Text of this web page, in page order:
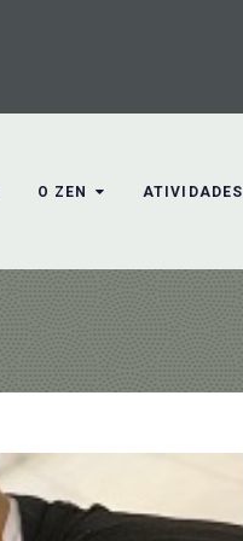
O ZEN ATIVIDADES